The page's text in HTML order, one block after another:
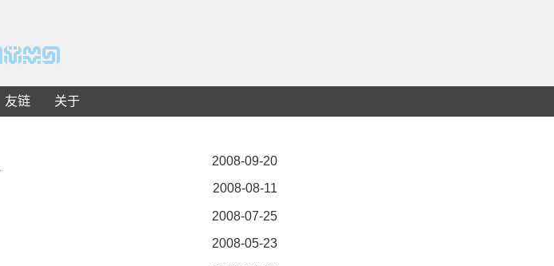
友链 关于
2008-09-20
2008-08-11
2008-07-25
2008-05-23